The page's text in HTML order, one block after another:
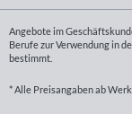
Angebote im
Berufe zur Verwendung in
bestimmt.
* Alle Preisangaben ab